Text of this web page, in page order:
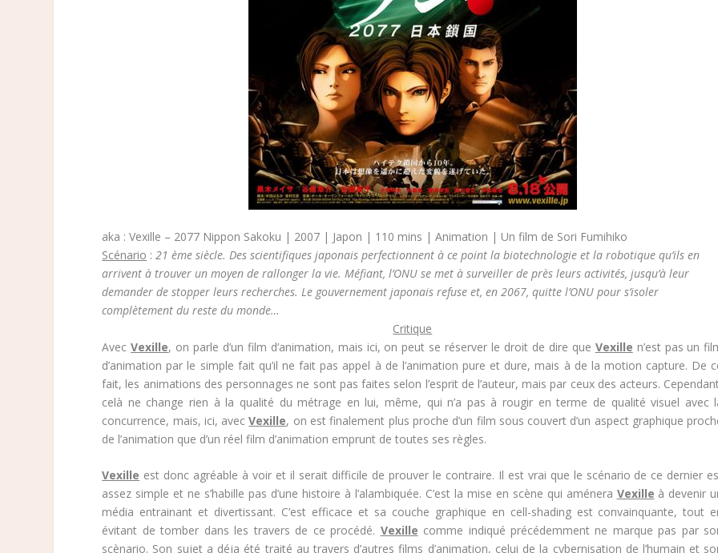
aka : Vexille – 2077 Nippon Sakoku | 2007 | Japon | 110 mins | Animation | Un film de Sori Fumihiko
Scénario :21 ème siècle. Des scientifiques japonais perfectionnent à ce point la biotechnologie et la robotique qu’ils en
arrivent à trouver un moyen de rallonger la vie. Méfiant, l’ONU se met à surveiller de près leurs activités, jusqu’à leur
demander de stopper leurs recherches. Le gouvernement japonais refuse et, en 2067, quitte l’ONU pour s’isoler
complètement du reste du monde…
Critique
AvecVexille, on parle d’un film d’animation, mais ici, on peut se réserver le droit de dire que Vexille n’est pas un
d’animation par le simple fait qu’il ne fait pas appel à de l’animation pure et dure, mais à de la motion capture. De
fait, les animations des personnages ne sont pas faites selon l’esprit de l’auteur, mais par ceux des acteurs.
celà ne change rien à la qualité du métrage en lui, même, qui n’a pas à rougir en terme de qualité visuel avec
concurrence, mais, ici, avecVexille, on est finalement plus proche d’un film sous couvert d’un aspect graphique
de l’animation que d’un réel film d’animation emprunt de toutes ses règles.
Vexille est donc agréable à voir et il serait difficile de prouver le contraire. Il est vrai que le scénario de ce dernier
assez simple et ne s’habille pas d’une histoire à l’alambiquée. C’est la mise en scène qui aménera Vexille à devenir
média entrainant et divertissant. C’est efficace et sa couche graphique en cell-shading est convainquante, tout
évitant de tomber dans les travers de ce procédé. Vexille comme indiqué précédemment ne marque pas par
scènario. Son sujet a déja été traité au travers d’autres films d’animation, celui de la cybernisation de l’humain et